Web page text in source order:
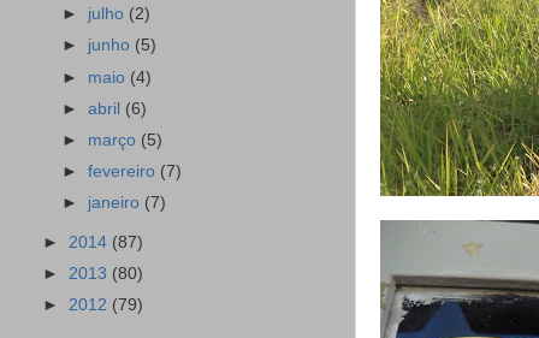
► julho (2)
► junho (5)
► maio (4)
►abril (6)
► março (5)
►fevereiro (7)
► janeiro (7)
► 2014 (87)
► 2013 (80)
► 2012 (79)